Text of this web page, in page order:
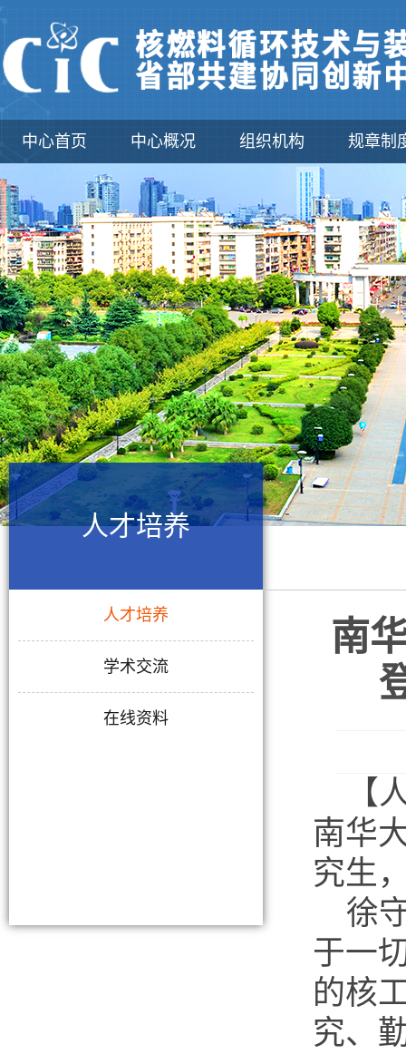
中心首页 中心概况 组织机构 规章制
人才培养
人才培养
学术交流
在线资料
南
【
南华
究生
徐
于一
的核
究、